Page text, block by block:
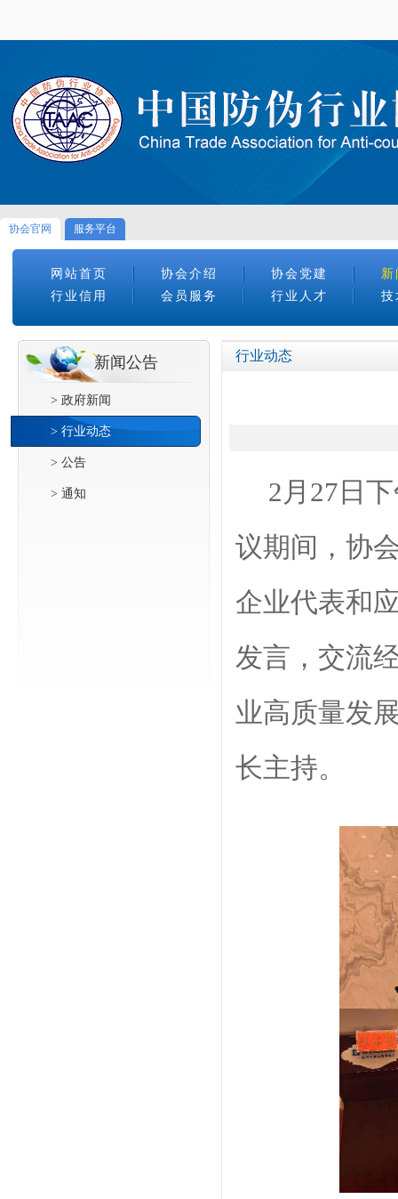
协会官网 服务平台
网站首页 协会介绍 协会党建
行业信用
会员服务 行业人才 技
新闻公告
> 政府新闻
> 行业动态
> 公告
> 通知
行业动态
2月27日
议期间，协
企业代表和
发言，交流
业高质量发
长主持。